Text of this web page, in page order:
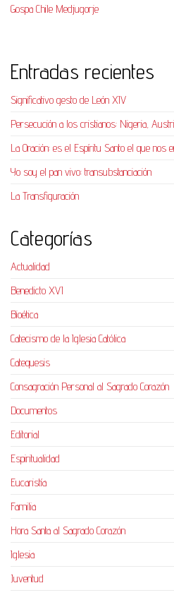
Gospa Chile Medjugorje
Entradas recientes
Significativo gesto de León XIV
Persecución a los cristianos: Nigeria,
La Oración: es el Espíritu Santo el que nos
Yo soy el pan vivo: transubstanciación
La Transfiguración
Categorías
Actualidad
Benedicto XVI
Bioética
Catecismo de la Iglesia Católica
Catequesis
Consagración Personal al Sagrado Corazón
Documentos
Editorial
Espiritualidad
Eucaristía
Familia
Hora Santa al Sagrado Corazón
Iglesia
Juventud